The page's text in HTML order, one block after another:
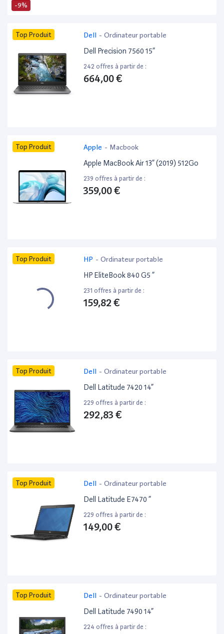
-9%
Top Produit Dell - Ordinateur portable
Dell Precision 7560 15”
242 offres à partir de :
664,00 €
Top Produit Apple - Macbook
Apple MacBook Air 13” (2019) 512Go
239 offres à partir de :
359,00 €
Top Produit HP - Ordinateur portable
HP EliteBook 840 G5 ”
231 offres à partir de :
159,82 €
Top Produit Dell - Ordinateur portable
Dell Latitude 7420 14”
229 offres à partir de :
292,83 €
Top Produit Dell - Ordinateur portable
Dell Latitude E7470 ”
229 offres à partir de :
149,00 €
Top Produit Dell - Ordinateur portable
Dell Latitude 7490 14”
224 offres à partir de :